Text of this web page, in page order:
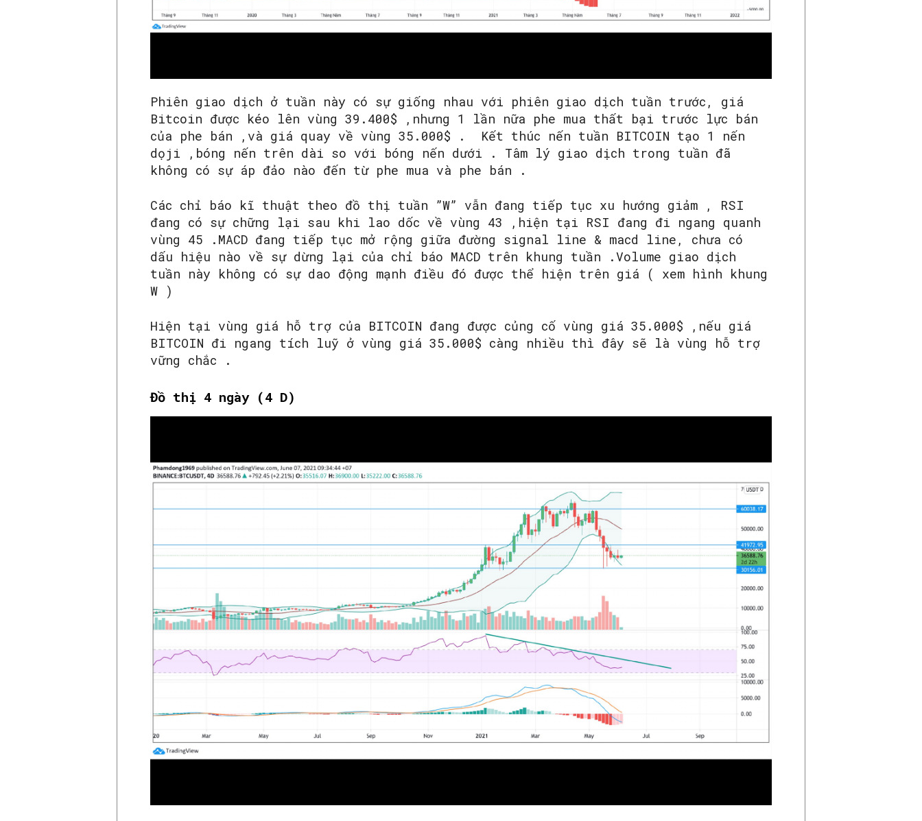
Phiên giao dịch ở tuần này có sự giống nhau với phiên giao dịch tuần trước, giá
Bitcoin được kéo lên vùng 39.400$ ,nhưng 1 lần nữa phe mua thất bại trước lực bán
của phe bán ,và giá quay về vùng 35.000$ . Kết thúc nến tuần BITCOIN tạo 1 nến
dọji ,bóng nến trên dài so với bóng nến dưới . Tâm lý giao dịch trong tuần đã
không có sự áp đảo nào đến từ phe mua và phe bán .
Các chỉ báo kĩ thuật theo đồ thị tuần ”W” vẫn đang tiếp tục xu hướng giảm , RSI
đang có sự chững lại sau khi lao dốc về vùng 43 ,hiện tại RSI đang đi ngang quanh
vùng 45 .MACD đang tiếp tục mở rộng giữa đường signal line & macd line, chưa có
dấu hiệu nào về sự dừng lại của chỉ báo MACD trên khung tuần .Volume giao dịch
tuần này không có sự dao động mạnh điều đó được thể hiện trên giá ( xem hình khung
W )
Hiện tại vùng giá hỗ trợ của BITCOIN đang được củng cố vùng giá 35.000$ ,nếu giá
BITCOIN đi ngang tích luỹ ở vùng giá 35.000$ càng nhiều thì đây sẽ là vùng hỗ trợ
vững chắc .
Đồ thị 4 ngày (4 D)